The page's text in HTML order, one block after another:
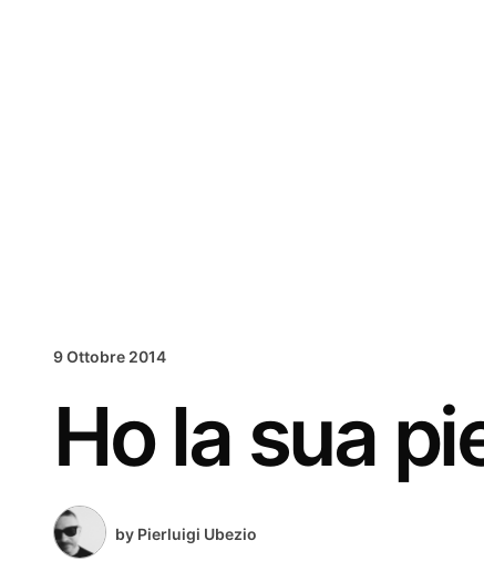
9 Ottobre 2014
Ho la sua
by Pierluigi Ubezio